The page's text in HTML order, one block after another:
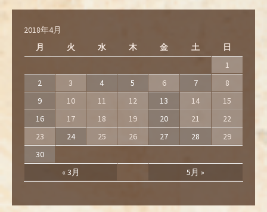
2018年4月
月
火 水 木 金 土 日
« 3月 5月 »
1
2
3 4 5 6 7
8
9
10 11 12 13 14
15
16
17 18 19 20 21
22
23
24 25 26 27 28
29
30